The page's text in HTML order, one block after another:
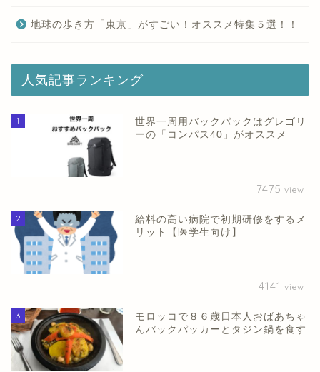
地球の歩き方「東京」がすごい！オススメ特集５選！！
人気記事ランキング
1
世界一周用バックパックはグレゴリ
ーの「コンパス40」がオススメ
7475 view
2
給料の高い病院で初期研修をするメ
リット【医学生向け】
4141 view
3
モロッコで８６歳日本人おばあちゃ
んバックパッカーとタジン鍋を食す